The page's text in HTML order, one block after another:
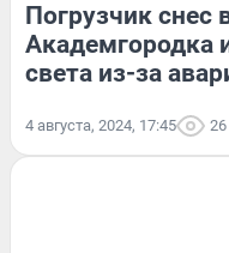
Погрузчик снес
Академгородка
света из-за
4 августа, 2024, 17:45